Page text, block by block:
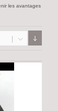
les avantages